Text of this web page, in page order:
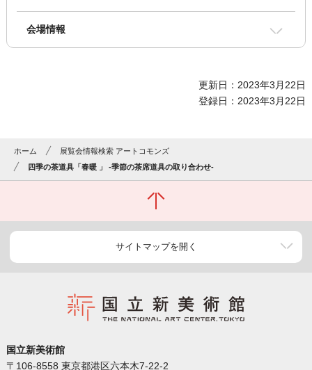
会場情報
更新日：2023年3月22日
登録日：2023年3月22日
ホーム
展覧会情報検索 アートコモンズ
四季の茶道具「春暖 」 -季節の茶席道具の取り合わせ-
サイトマップを開く
国立新美術館
〒106-8558 東京都港区六本木7-22-2